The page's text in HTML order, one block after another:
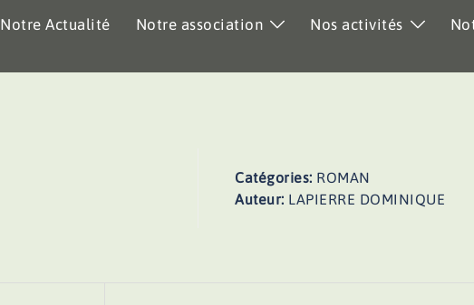
Notre Actualité Notre association Nos activités
Catégories: ROMAN
Auteur: LAPIERRE DOMINIQUE